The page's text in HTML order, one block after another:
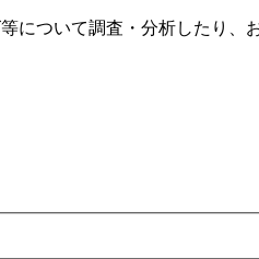
について調査・分析したり